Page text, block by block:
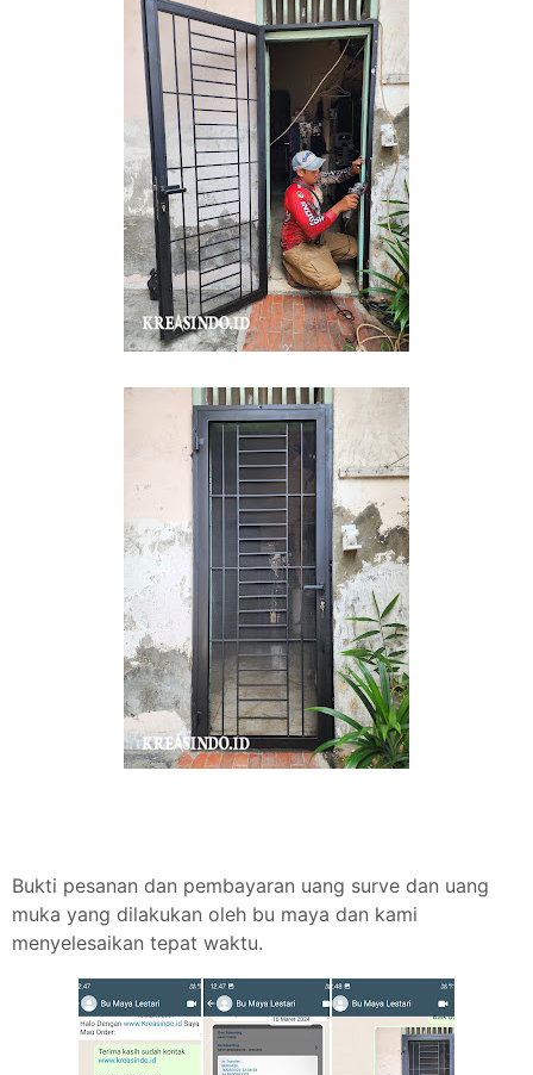
Bukti pesanan dan pembayaran uang surve dan uang
muka yang dilakukan oleh bu maya dan kami
menyelesaikan tepat waktu.